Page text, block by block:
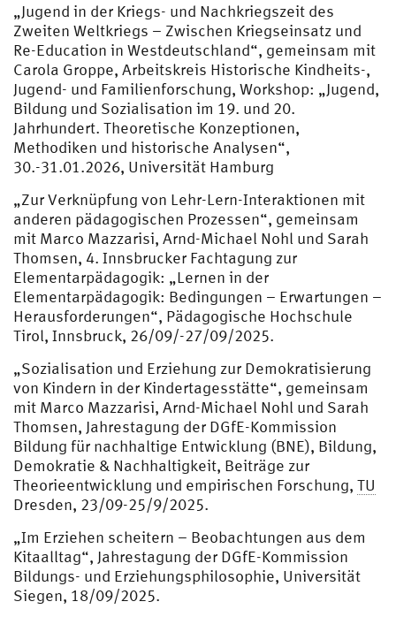
„Jugend in der Kriegs- und Nachkriegszeit des
Zweiten Weltkriegs – Zwischen Kriegseinsatz und
Re-Education in Westdeutschland“, gemeinsam mit
Carola Groppe, Arbeitskreis Historische Kindheits-,
Jugend- und Familienforschung, Workshop: „Jugend,
Bildung und Sozialisation im 19. und 20.
Jahrhundert. Theoretische Konzeptionen,
Methodiken und historische Analysen“,
30.-31.01.2026, Universität Hamburg
„Zur Verknüpfung von Lehr-Lern-Interaktionen mit
anderen pädagogischen Prozessen“, gemeinsam
mit Marco Mazzarisi, Arnd-Michael Nohl und Sarah
Thomsen, 4. Innsbrucker Fachtagung zur
Elementarpädagogik: „Lernen in der
Elementarpädagogik: Bedingungen – Erwartungen –
Herausforderungen“, Pädagogische Hochschule
Tirol, Innsbruck, 26/09/-27/09/2025.
„Sozialisation und Erziehung zur Demokratisierung
von Kindern in der Kindertagesstätte“, gemeinsam
mit Marco Mazzarisi, Arnd-Michael Nohl und Sarah
Thomsen, Jahrestagung der DGfE-Kommission
Bildung für nachhaltige Entwicklung (BNE), Bildung,
Demokratie & Nachhaltigkeit, Beiträge zur
Theorieentwicklung und empirischen Forschung, TU
Dresden, 23/09-25/9/2025.
„Im Erziehen scheitern – Beobachtungen aus dem
Kitaalltag“, Jahrestagung der DGfE-Kommission
Bildungs- und Erziehungsphilosophie, Universität
Siegen, 18/09/2025.